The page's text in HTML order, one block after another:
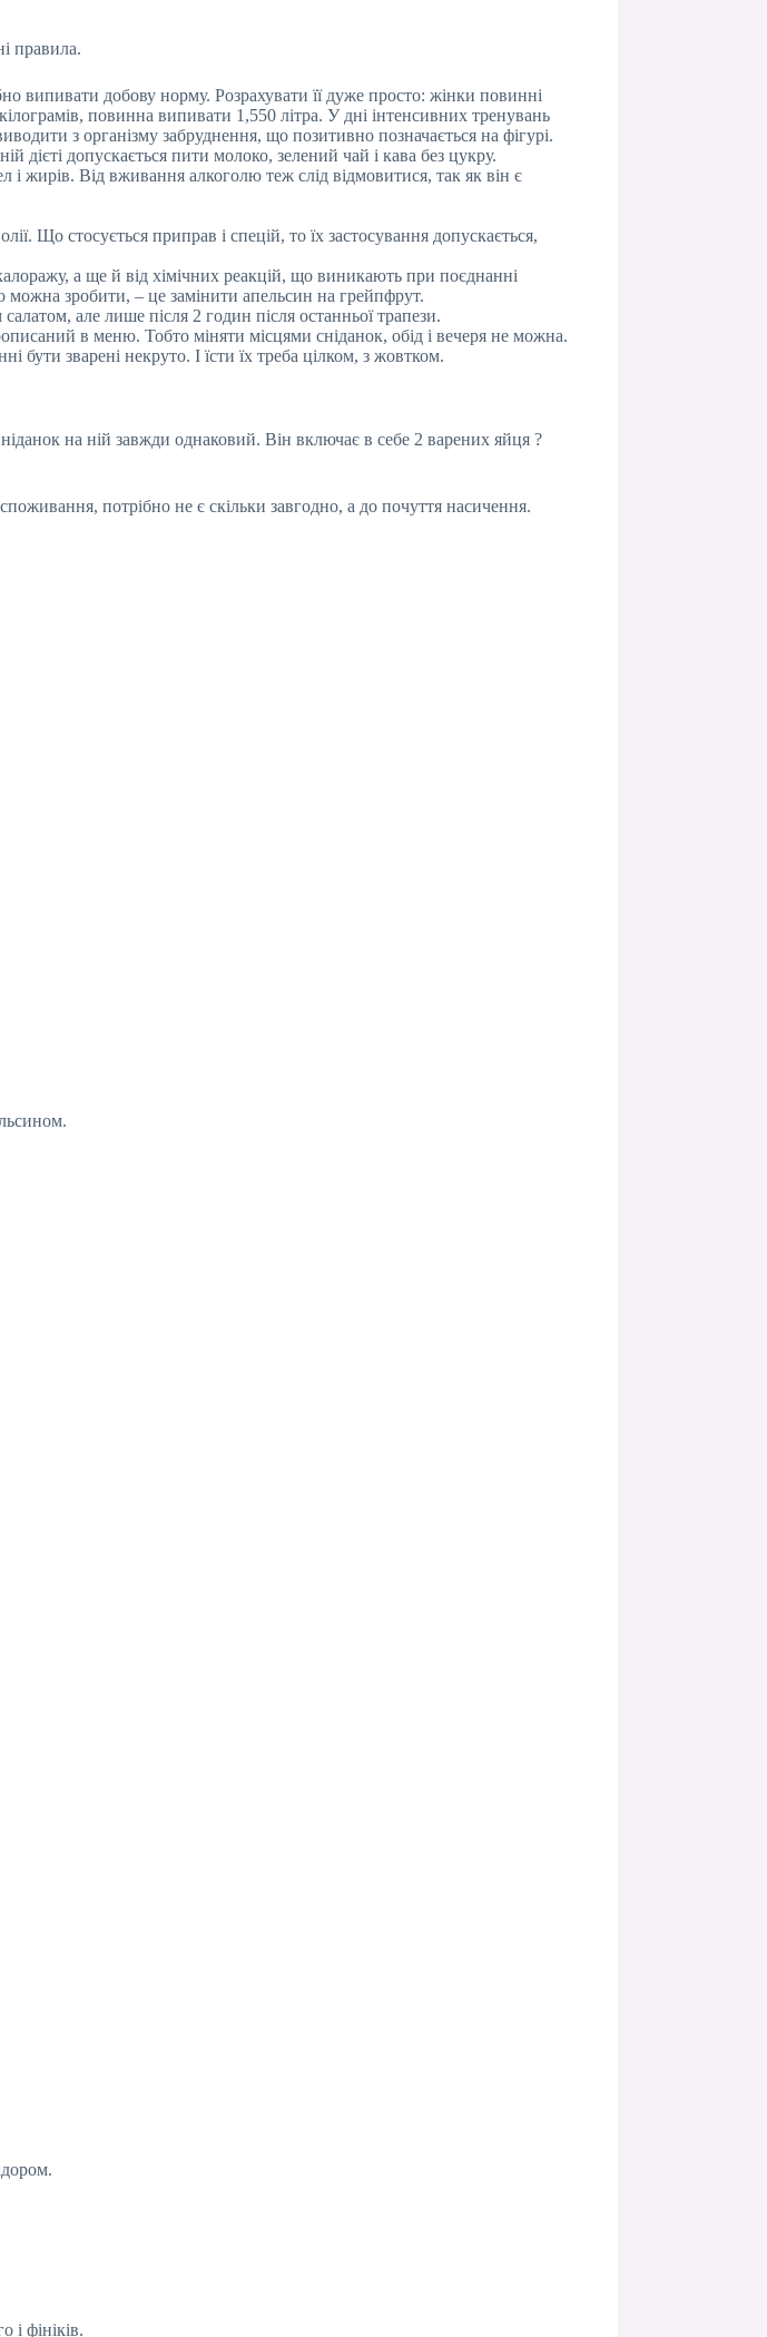
правила.
випивати добову норму. Розрахувати її дуже просто: жінки повинні
повинна випивати 1,550 літра. У дні інтенсивних тренувань
з організму забруднення, що позитивно позначається на фігурі.
дієті допускається пити молоко, зелений чай і кава без цукру.
жирів. Від вживання алкоголю теж слід відмовитися, так як він є
Що стосується приправ і спецій, то їх застосування допускається,
а ще й від хімічних реакцій, що виникають при поєднанні
зробити, – це замінити апельсин на грейпфрут.
але лише після 2 годин після останньої трапези.
в меню. Тобто міняти місцями сніданок, обід і вечеря не можна.
зварені некруто. І їсти їх треба цілком, з жовтком.
на ній завжди однаковий. Він включає в себе 2 варених яйця ?
потрібно не є скільки завгодно, а до почуття насичення.
і фініків.